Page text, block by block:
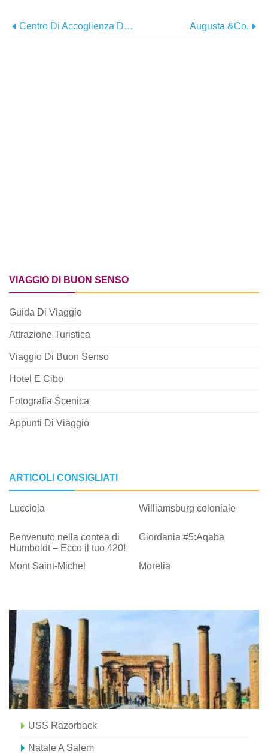
Centro Di Accoglienza Della Main Street Di Lione Augusta &Co.
VIAGGIO DI BUON SENSO
Guida Di Viaggio
Attrazione Turistica
Viaggio Di Buon Senso
Hotel E Cibo
Fotografia Scenica
Appunti Di Viaggio
ARTICOLI CONSIGLIATI
Lucciola Williamsburg coloniale
Benvenuto nella contea di
Humboldt – Ecco il tuo 420!
Giordania #5:Aqaba
Mont Saint-Michel Morelia
USS Razorback
Natale A Salem